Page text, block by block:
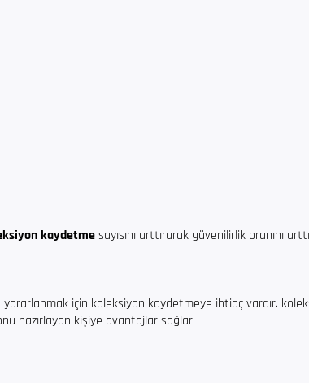
kaydetmesayısını arttırarak güvenilirlik oranını
için koleksiyon kaydetmeye ihtiaç vardır.
hazırlayan kişiye avantajlar sağlar.